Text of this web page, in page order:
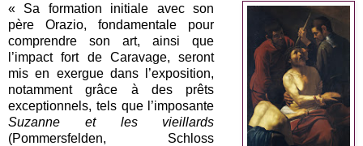
« Sa formation initiale avec son
père Orazio, fondamentale pour
comprendre son art, ainsi que
l’impact fort de Caravage, seront
mis en exergue dans l’exposition,
notamment grâce à des prêts
exceptionnels, tels que l’imposante
Suzanne et les vieillards
(Pommersfelden, Schloss